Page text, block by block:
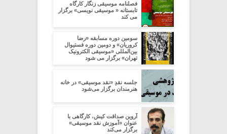
فصلنامه موسیقی زنگار کارگاه
تابستانه « موسیقی نویسى» برگزار
می کند
سومین دوره مسابقه «رضا
کروریان» و دومین دوره فستیوال
بین‌المللی «موسیقی الکترونیک
تهران» برگزار می شود
جلسه نقدِ «نقد موسیقی» در خانه
هنرمندان برگزار می‌شود
آروین صداقت کیش، کارگاهی با
عنوان «آموزش نقد موسیقی»
برگزار می‌کند